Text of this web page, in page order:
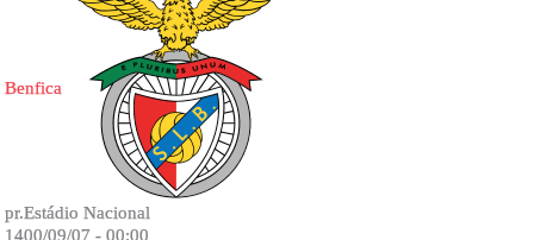
Benfica
pr.Estádio Nacional
1400/09/07 - 00:00